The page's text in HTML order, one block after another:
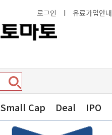
로그인 I 유료가입안내
Small Cap Deal IPO